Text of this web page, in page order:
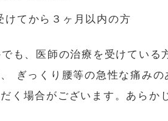
けてから３ヶ月以内の方
も、医師の治療を受けている
ぎっくり腰等の急性な痛み
く場合がございます。あらか